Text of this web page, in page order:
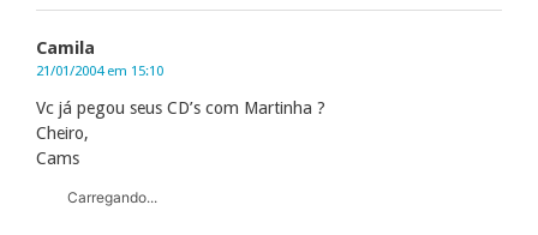
Camila
21/01/2004 em 15:10
Vc já pegou seus CD’s com Martinha ?
Cheiro,
Cams
Carregando...